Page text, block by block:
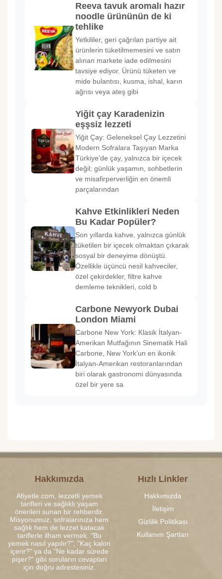
Reeva tavuk aromalı hazır
noodle ürününün de ki
tehlike
Yetkililer, geri çağrılan partiye ait
ürünlerin tüketilmemesini ve satın
alınan markete iade edilmesini
tavsiye ediyor. Ürünü tüketen ve
mide bulantısı, kusma, ishal, karın
ağrısı veya ateş gibi
Yiğit çay Karadenizin
eşşsiz lezzeti
Yiğit Çay: Geleneksel Çay Lezzetini
Modern Sofralara Taşıyan Marka
Türkiye’de çay, yalnızca bir içecek
değil; günlük yaşamın, sohbetlerin
ve misafirperverliğin en önemli
parçalarından
Kahve Etkinlikleri Neden
Bu Kadar Popüler?
Son yıllarda kahve, yalnızca günlük
tüketilen bir içecek olmaktan çıkarak
sosyal bir deneyime dönüştü.
Özellikle üçüncü nesil kahveciler,
özel çekirdekler, filtre kahve
demleme teknikleri, cold b
Carbone Newyork Dubai
London Miami
Carbone New York: Klasik İtalyan-
Amerikan Mutfağının Sinematik Hali
Carbone, New York’un en ikonik
İtalyan-Amerikan restoranlarından
biri olarak gastronomi dünyasında
özel bir yere sa
Hakkımızda
Afiyetle.com, lezzetli yemek
tarifleri ve sağlıklı yaşam
önerileri sunan bir rehberdir.
Misyonumuz, sofralarınıza hem
sağlık hem de lezzet katacak
tariflerle ilham vermek. "Bu
yemek nasıl yapılır?", "Kaç kalori
içerir?" ya da "Ne kadar sürede
pişer?" gibi soruların cevapları
için doğru adrestesiniz.
Hızlı Linkler
Hakkımızda
İletişim
Gizlilik Politikası
Kullanım Şartları